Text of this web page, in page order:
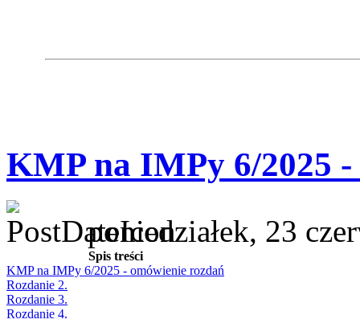
KMP na IMPy 6/2025
poniedziałek, 23
Spis treści
KMP na IMPy 6/2025 - omówienie rozdań
Rozdanie 2.
Rozdanie 3.
Rozdanie 4.